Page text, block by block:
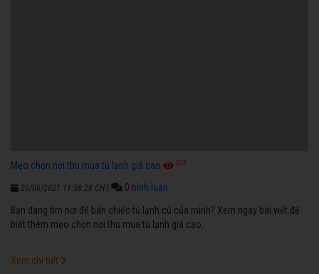
Mẹo chọn nơi thu mua tủ lạnh giá cao 572
20/06/2021 11:58:28 CH 0 bình luận
Bạn đang tìm nơi để bán chiếc tủ lạnh cũ của mình? Xem ngay bài viết để
biết thêm mẹo chọn nơi thu mua tủ lạnh giá cao.
Xem chi tiết